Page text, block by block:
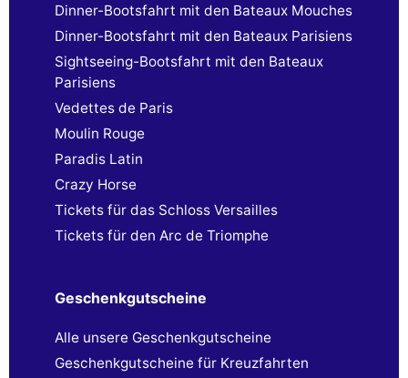
Dinner-Bootsfahrt mit den Bateaux Mouches
Dinner-Bootsfahrt mit den Bateaux Parisiens
Sightseeing-Bootsfahrt mit den Bateaux
Parisiens
Vedettes de Paris
Moulin Rouge
Paradis Latin
Crazy Horse
Tickets für das Schloss Versailles
Tickets für den Arc de Triomphe
Geschenkgutscheine
Alle unsere Geschenkgutscheine
Geschenkgutscheine für Kreuzfahrten